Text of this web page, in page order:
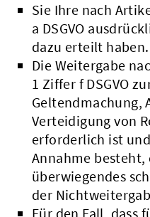
Beteiligungsbericht
Pflichtumtausch
Sie Ihre nach
a DSGVO
dazu erteilt haben.
Die Weitergabe
1 Ziffer f DSGVO
Geltendmachung,
Verteidigung von
erforderlich ist
Annahme besteht,
überwiegendes
der
Für den Fall, dass